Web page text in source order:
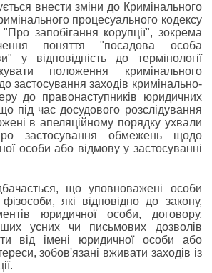
внести зміни до Кримінального
процесуального кодексу
запобігання корупції", зокрема
поняття "посадова особа
у відповідність до термінології
положення кримінального
застосування заходів кримінально-
до правонаступників юридичних
під час досудового розслідування
в апеляційному порядку ухвали
застосування обмежень щодо
особи або відмову у застосуванні
що уповноважені особи
які відповідно до закону,
юридичної особи, договору,
усних чи письмових дозволів
від імені юридичної особи або
зобов'язані вживати заходів із